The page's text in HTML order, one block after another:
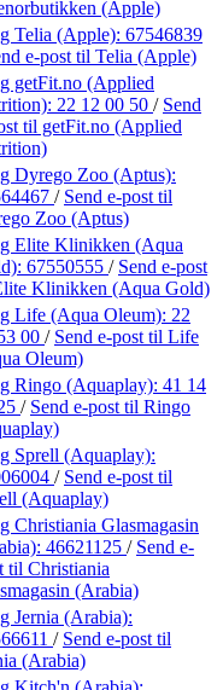
(Apple)
Telia (Apple): 67546839
e-post til Telia (Apple)
getFit.no (Applied
22 12 00 50 / Send
til getFit.no (Applied
Dyrego Zoo (Aptus):
/ Send e-post til
Zoo (Aptus)
Elite Klinikken (Aqua
67550555 / Send e-post
Klinikken (Aqua Gold)
Life (Aqua Oleum): 22
00 / Send e-post til Life
Oleum)
Ringo (Aquaplay): 41 14
/ Send e-post til Ringo
Sprell (Aquaplay):
/ Send e-post til
(Aquaplay)
Christiania Glasmagasin
46621125 / Send e-
til Christiania
(Arabia)
Jernia (Arabia):
/ Send e-post til
(Arabia)